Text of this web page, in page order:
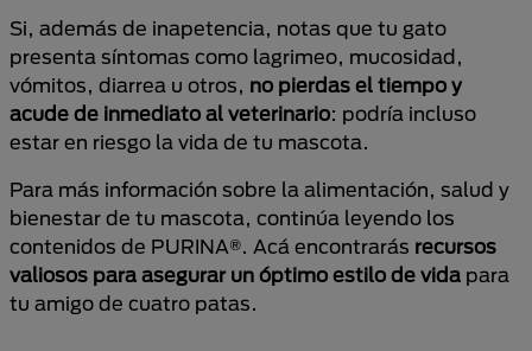
Si, además de inapetencia, notas que tu gato
presenta síntomas como lagrimeo, mucosidad,
vómitos, diarrea u otros, no pierdas el tiempo y
acude de inmediato al veterinario: podría incluso
estar en riesgo la vida de tu mascota.
Para más información sobre la alimentación, salud y
bienestar de tu mascota, continúa leyendo los
contenidos de PURINA®. Acá encontrarás recursos
valiosos para asegurar un óptimo estilo de vida para
tu amigo de cuatro patas.